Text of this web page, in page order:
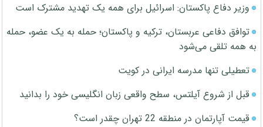
وزیر دفاع پاکستان: اسرائیل برای همه یک تهدید مشترک است
توافق دفاعی عربستان، ترکیه و پاکستان؛ حمله به یک عضو، حمله
به همه تلقی می‌شود
تعطیلی تنها مدرسه ایرانی در کویت
قبل از شروع آیلتس، سطح واقعی زبان انگلیسی خود را بدانید
قیمت آپارتمان در منطقه 22 تهران چقدر است؟